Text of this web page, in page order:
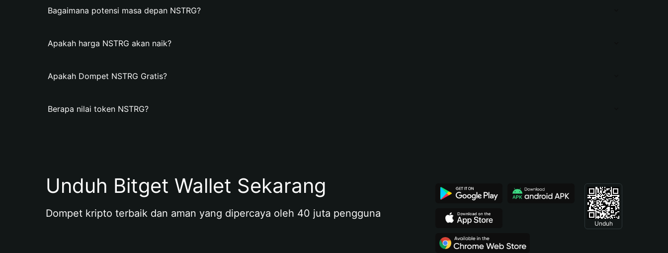
Bagaimana potensi masa depan NSTRG?
Apakah harga NSTRG akan naik?
Apakah Dompet NSTRG Gratis?
Berapa nilai token NSTRG?
Unduh Bitget Wallet Sekarang
Dompet kripto terbaik dan aman yang dipercaya oleh 40 juta pengguna
Unduh